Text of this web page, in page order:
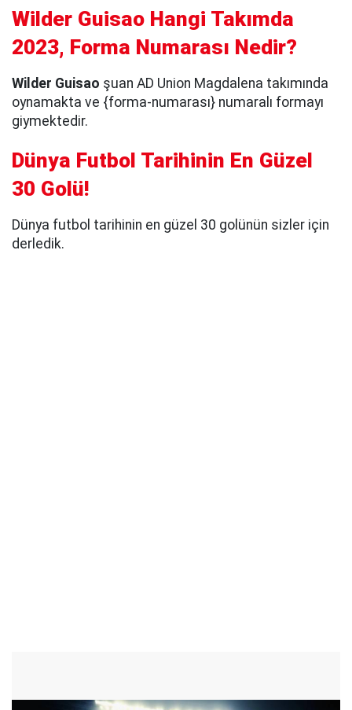
Wilder Guisao Hangi Takımda
2023, Forma Numarası Nedir?
Wilder Guisao şuan AD Union Magdalena takımında
oynamakta ve {forma-numarası} numaralı formayı
giymektedir.
Dünya Futbol Tarihinin En Güzel
30 Golü!
Dünya futbol tarihinin en güzel 30 golünün sizler için
derledik.